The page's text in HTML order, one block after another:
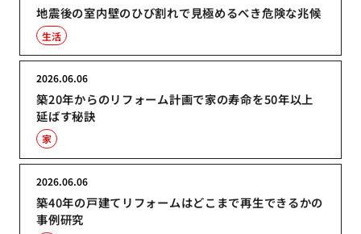
地震後の室内壁のひび割れで見極めるべき危険な兆候
生活
築20年からのリフォーム計画で家の寿命を50年以上
延ばす秘訣
2026.06.06
家
築40年の戸建てリフォームはどこまで再生できるかの
事例研究
2026.06.06